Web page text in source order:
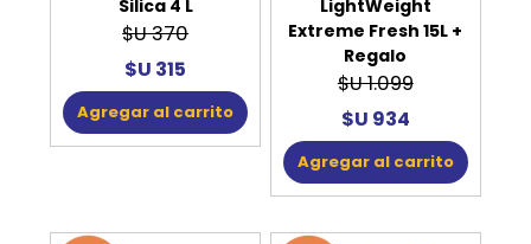
Silica 4 L
$U 370
$U 315
Agregar al carrito
LightWeight
Extreme Fresh 15L +
Regalo
$U 1.099
$U 934
Agregar al carrito